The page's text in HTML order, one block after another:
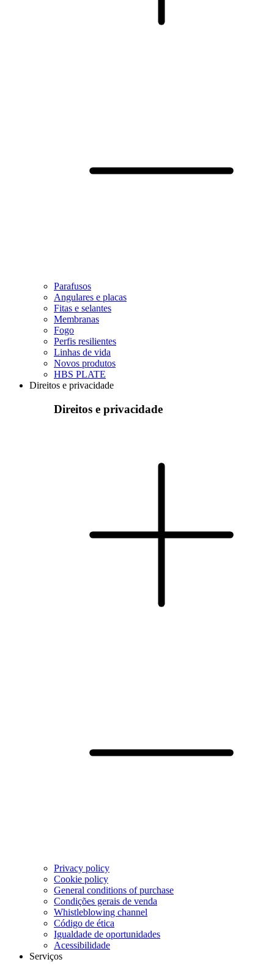
Parafusos
Angulares e placas
Fitas e selantes
Membranas
Fogo
Perfis resilientes
Linhas de vida
Novos produtos
HBS PLATE
Direitos e privacidade
Direitos e privacidade
Privacy policy
Cookie policy
General conditions of purchase
Condições gerais de venda
Whistleblowing channel
Código de ética
Igualdade de oportunidades
Acessibilidade
Serviços